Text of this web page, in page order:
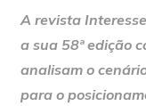
A revista
a sua 58ª edição
analisam o
para o